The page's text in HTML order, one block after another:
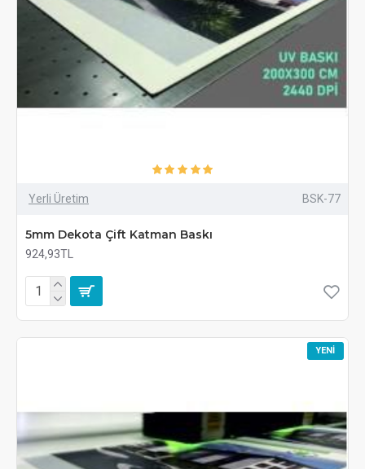
Yerli Üretim BSK-77
5mm Dekota Çift Katman Baskı
924,93TL
YENI